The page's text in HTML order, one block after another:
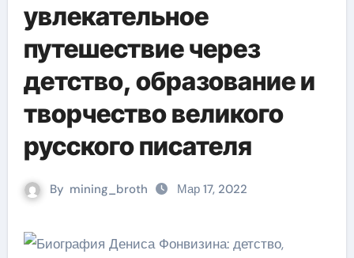
увлекательное
путешествие через
детство, образование и
творчество великого
русского писателя
By mining_broth Мар 17, 2022